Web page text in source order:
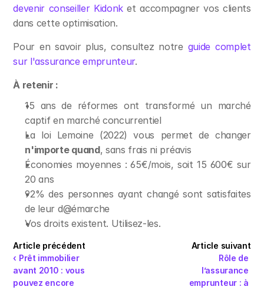
devenir conseiller Kidonk et accompagner vos clients
dans cette optimisation.
Pour en savoir plus, consultez notre guide complet
sur l'assurance emprunteur.
À retenir :
15 ans de réformes ont transformé un marché
captif en marché concurrentiel
La loi Lemoine (2022) vous permet de changer
n'importe quand, sans frais ni préavis
Économies moyennes : 65€/mois, soit 15 600€ sur
20 ans
92% des personnes ayant changé sont satisfaites
de leur d@émarche
Vos droits existent. Utilisez-les.
Article précédent
‹ Prêt immobilier
avant 2010 : vous
pouvez encore
Article suivant
Rôle de
l’assurance
emprunteur : à